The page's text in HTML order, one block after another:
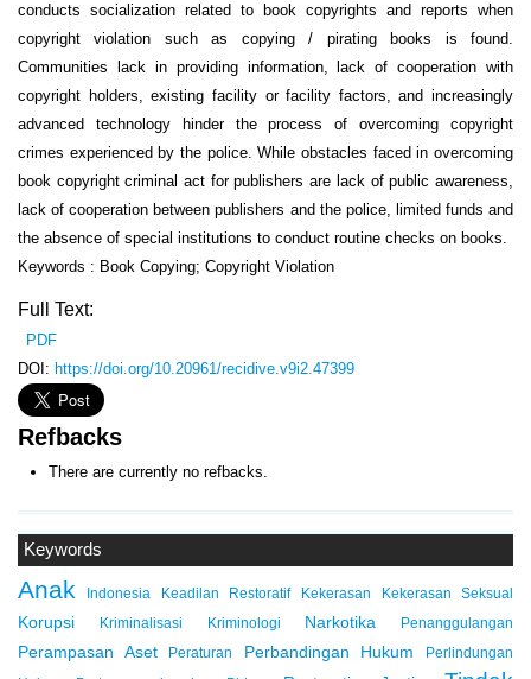
Keywords
Anak Indonesia Keadilan Restoratif Kekerasan Kekerasan Seksual
Korupsi Kriminalisasi Kriminologi Narkotika Penanggulangan
Perampasan Aset Peraturan Perbandingan Hukum
Perlindungan
conducts socialization related to book copyrights and reports when
copyright violation such as copying / pirating books is found.
Communities lack in providing information, lack of cooperation with
copyright holders, existing facility or facility factors, and increasingly
advanced technology hinder the process of overcoming copyright
crimes experienced by the police. While obstacles faced in overcoming
book copyright criminal act for publishers are lack of public awareness,
lack of cooperation between publishers and the police, limited funds and
the absence of special institutions to conduct routine checks on books.
Keywords : Book Copying; Copyright Violation
Full Text:
PDF
DOI: https://doi.org/10.20961/recidive.v9i2.47399
Refbacks
There are currently no refbacks.